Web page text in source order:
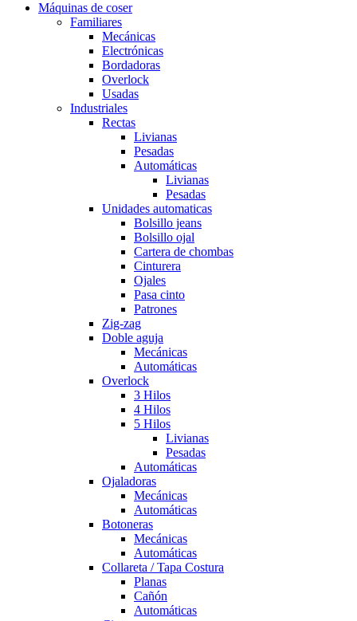
Máquinas de coser
Familiares
Mecánicas
Electrónicas
Bordadoras
Overlock
Usadas
Industriales
Rectas
Livianas
Pesadas
Automáticas
Livianas
Pesadas
Unidades automaticas
Bolsillo jeans
Bolsillo ojal
Cartera de chombas
Cinturera
Ojales
Pasa cinto
Patrones
Zig-zag
Doble aguja
Mecánicas
Automáticas
Overlock
3 Hilos
4 Hilos
5 Hilos
Livianas
Pesadas
Automáticas
Ojaladoras
Mecánicas
Automáticas
Botoneras
Mecánicas
Automáticas
Collareta / Tapa Costura
Planas
Cañón
Automáticas